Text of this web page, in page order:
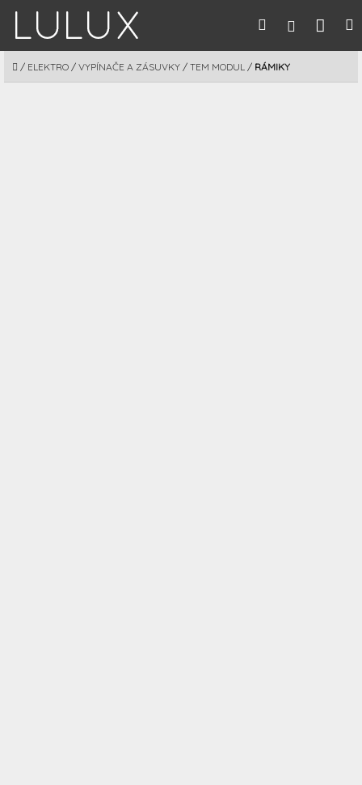
obsah
Hľadať
DOMOV
/ ELEKTRO / VYPÍNAČE A ZÁSUVKY / TEM MODUL / RÁMIKY